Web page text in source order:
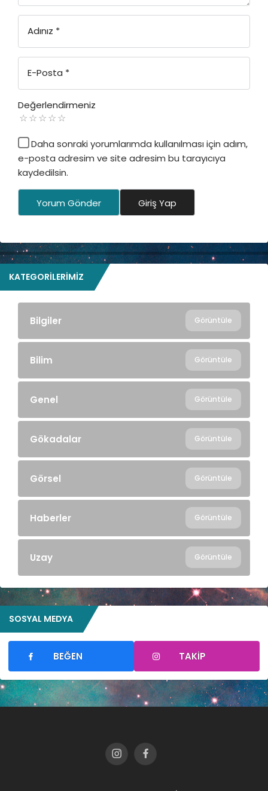
Adınız *
E-Posta *
Değerlendirmeniz
Daha sonraki yorumlarımda kullanılması için adım,
e-posta adresim ve site adresim bu tarayıcıya
kaydedilsin.
Yorum Gönder Giriş Yap
KATEGORILERIMIZ
Bilgiler Görüntüle
Bilim Görüntüle
Genel Görüntüle
Gökadalar Görüntüle
Görsel Görüntüle
Haberler Görüntüle
Uzay Görüntüle
SOSYAL MEDYA
BEĞEN TAKIP